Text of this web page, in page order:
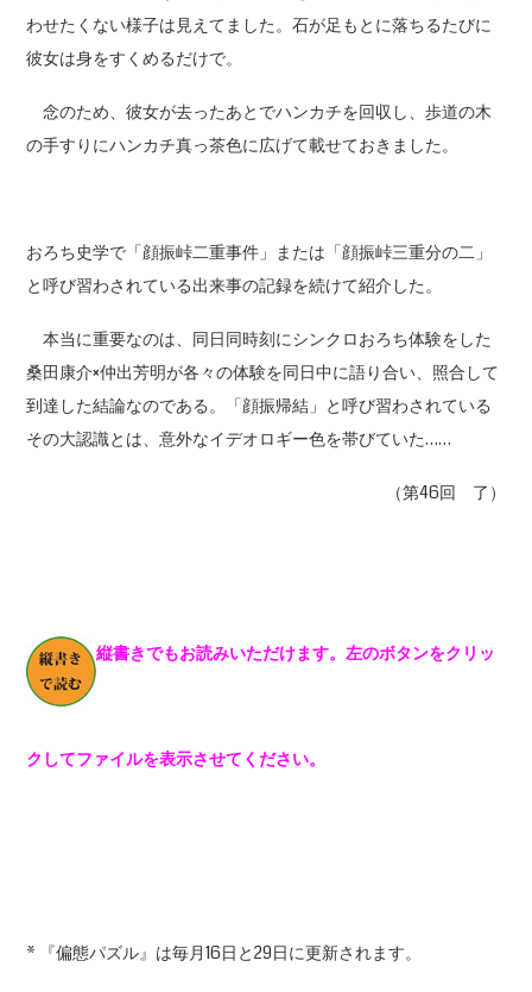
わせたくない様子は見えてました。石が足もとに落ちるたびに
彼女は身をすくめるだけで。
念のため、彼女が去ったあとでハンカチを回収し、歩道の木
の手すりにハンカチ真っ茶色に広げて載せておきました。
おろち史学で「顔振峠二重事件」または「顔振峠三重分の二」
と呼び習わされている出来事の記録を続けて紹介した。
本当に重要なのは、同日同時刻にシンクロおろち体験をした
桑田康介×仲出芳明が各々の体験を同日中に語り合い、照合して
到達した結論なのである。「顔振帰結」と呼び習わされている
その大認識とは、意外なイデオロギー色を帯びていた……
（第46回 了）
縦書きでもお読みいただけます。左のボタンをクリッ
クしてファイルを表示させてください。
* 『偏態パズル』は毎月16日と29日に更新されます。